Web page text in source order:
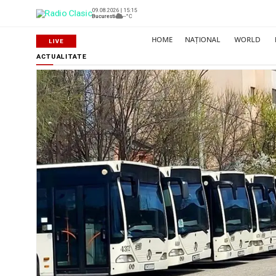
09.08.2026 | 15:15
Bucuresti
--°C
HOME NAȚIONAL WORLD
ACTUALITATE